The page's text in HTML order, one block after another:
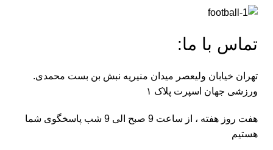
تماس با ما:
تهران خیابان ولیعصر میدان منیریه نبش بن بست محمدی.
ورزشی جهان اسپرت پلاک ۱
هفت روز هفته ، از ساعت 9 صبح الی 9 شب پاسخگوی شما
هستیم